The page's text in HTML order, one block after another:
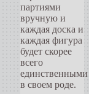
партиями
вручную и
каждая доска и
каждая фигура
будет скорее
всего
единственными
в своем роде.